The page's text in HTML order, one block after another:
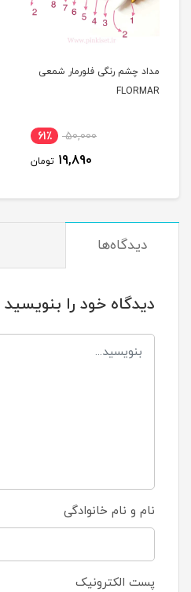
مداد چشم رنگی فلورمار شمعی
FLORMAR
50,000 61٪
19,890 تومان
دیدگاه‌ها
دیدگاه خود را بنویسید
نام و نام خانوادگی
پست الکترونیک